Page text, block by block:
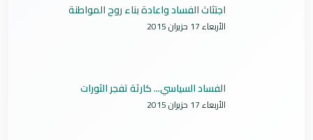
اجتثاث الفساد واعادة بناء روح المواطنة
الأربعاء 17 حزيران 2015
الفساد السياسي... كارثة تفجر الثورات
الأربعاء 17 حزيران 2015